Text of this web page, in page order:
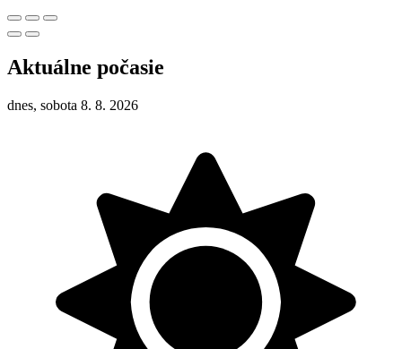
Aktuálne počasie
dnes, sobota 8. 8. 2026